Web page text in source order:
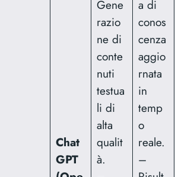
Chat
GPT
Gene
razio
ne di
conte
nuti
testua
li di
alta
qualit
à.
a di
conos
cenza
aggio
rnata
in
temp
o
reale.
–